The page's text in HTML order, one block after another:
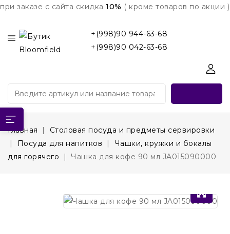
при заказе с сайта скидка 10% ( кроме товаров по акции )
+(998)90 944-63-68
+(998)90 042-63-68
Главная
Столовая посуда и предметы сервировки
Посуда для напитков
Чашки, кружки и бокалы
для горячего
Чашка для кофе 90 мл JA015090000